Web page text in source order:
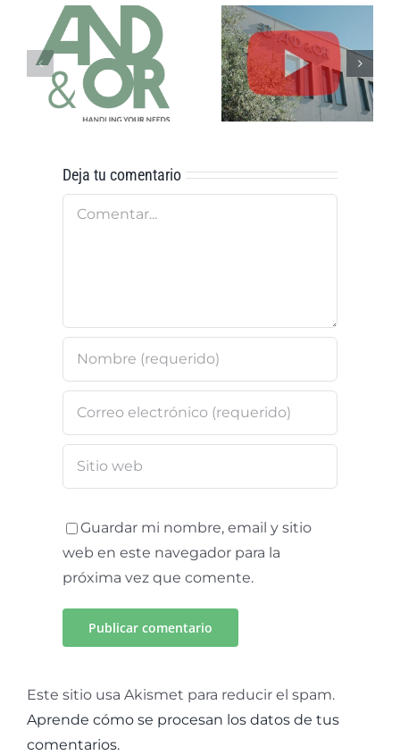
And&Or: Un
Viaje a Través
de la
Innovación
servicios
tecnológicos
para la gestión
efectiva del
flujo de
Deja tu comentario
Comentar
Guardar mi nombre, email y sitio
web en este navegador para la
próxima vez que comente.
Este sitio usa Akismet para reducir el spam.
Aprende cómo se procesan los datos de tus
comentarios.